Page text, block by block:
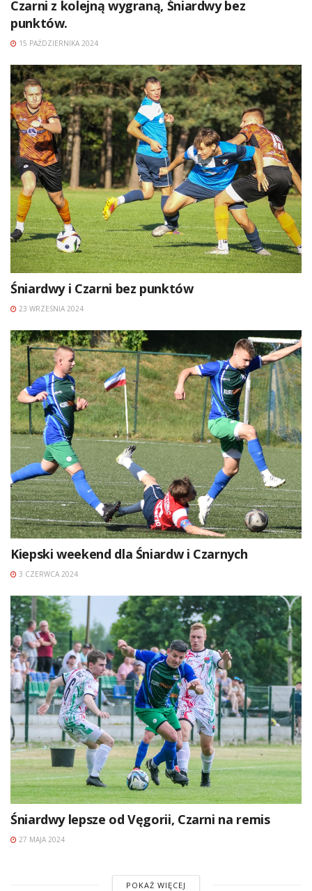
Czarni z kolejną wygraną, Śniardwy bez
punktów.
15 PAŹDZIERNIKA 2024
Śniardwy i Czarni bez punktów
23 WRZEŚNIA 2024
Kiepski weekend dla Śniardw i Czarnych
3 CZERWCA 2024
Śniardwy lepsze od Vęgorii, Czarni na remis
27 MAJA 2024
POKAŻ WIĘCEJ